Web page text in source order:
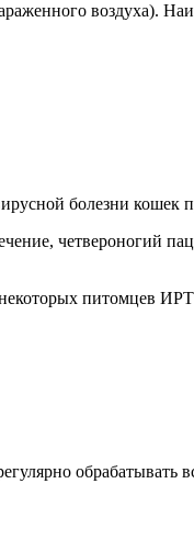
воздуха).
болезни
четвероногий
питомцев